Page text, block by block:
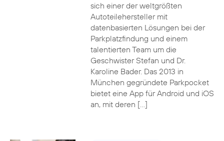
sich einer der weltgrößten
Autoteilehersteller mit
datenbasierten Lösungen bei der
Parkplatzfindung und einem
talentierten Team um die
Geschwister Stefan und Dr.
Karoline Bader. Das 2013 in
München gegründete Parkpocket
bietet eine App für Android und iOS
an, mit deren […]